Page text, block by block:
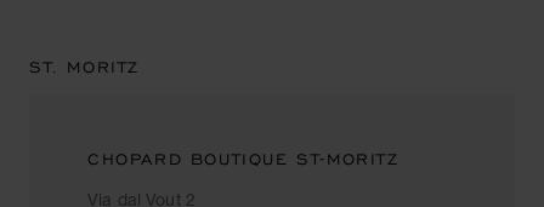
ST. MORITZ
CHOPARD BOUTIQUE ST-MORITZ
Via dal Vout 2